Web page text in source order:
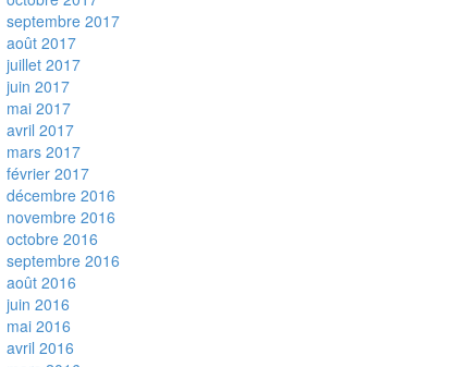
septembre 2017
août 2017
juillet 2017
juin 2017
mai 2017
avril 2017
mars 2017
février 2017
décembre 2016
novembre 2016
octobre 2016
septembre 2016
août 2016
juin 2016
mai 2016
avril 2016